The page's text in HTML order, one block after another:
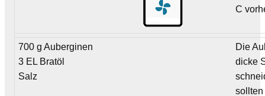
C
700 g Auberginen
3 EL Bratöl
Salz
Die
dicke